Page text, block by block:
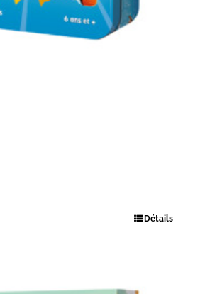
Détails